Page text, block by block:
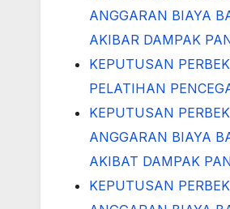
ANGGARAN BIAYA
AKIBAR DAMPAK
KEPUTUSAN
PELATIHAN
KEPUTUSAN
ANGGARAN BIAYA
AKIBAT DAMPAK
KEPUTUSAN